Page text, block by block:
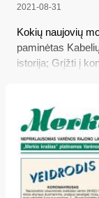
2021-08-31
Kokių naujovių
paminėtas
istorija; Grįžti į